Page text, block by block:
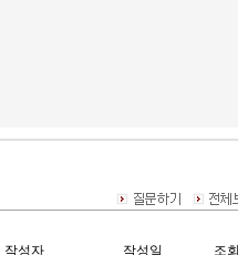
작성자 작성일 조회